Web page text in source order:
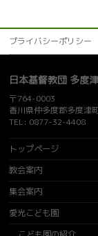
プライバシーポリシー
日本基督教団 多度
〒764-0003
香川県仲多度郡多度津
TEL: 0877-32-4408
トップページ
教会案内
集会案内
愛光こども園